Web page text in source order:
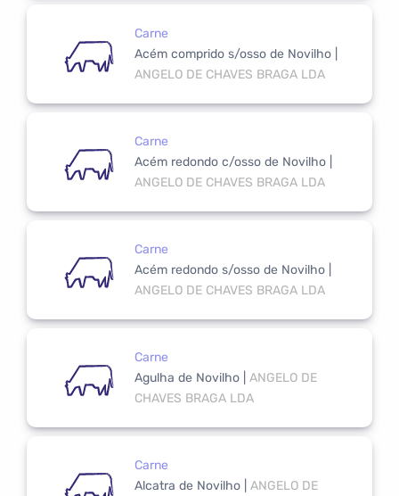
Carne
Acém comprido s/osso de Novilho
ANGELO DE CHAVES BRAGA LDA
Carne
Acém redondo c/osso de Novilho
ANGELO DE CHAVES BRAGA LDA
Carne
Acém redondo s/osso de Novilho
ANGELO DE CHAVES BRAGA LDA
Carne
Agulha de Novilho
ANGELO DE
CHAVES BRAGA LDA
Carne
Alcatra de Novilho
ANGELO DE